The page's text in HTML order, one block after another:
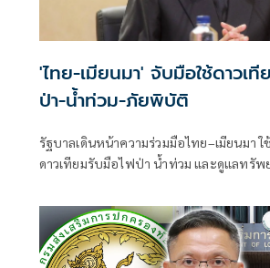
'ไทย-เมียนมา' จับมือใช้ดาวเ
ป่า-น้ำท่วม-ภัยพิบัติ
รัฐบาลเดินหน้าความร่วมมือไทย–เมียนมา ใ
ดาวเทียมรับมือไฟป่า น้ำท่วม และดูแลทรัพ